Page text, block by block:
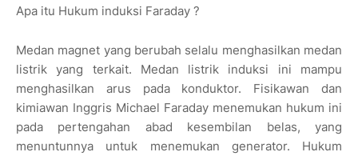
Apa itu Hukum induksi Faraday ?
Medan magnet yang berubah selalu menghasilkan medan
listrik yang terkait. Medan listrik induksi ini mampu
menghasilkan arus pada konduktor. Fisikawan dan
kimiawan Inggris Michael Faraday menemukan hukum ini
pada pertengahan abad kesembilan belas, yang
menuntunnya untuk menemukan generator. Hukum